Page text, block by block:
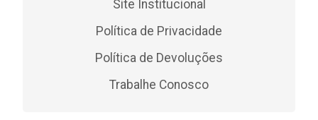
Site Institucional
Política de Privacidade
Política de Devoluções
Trabalhe Conosco